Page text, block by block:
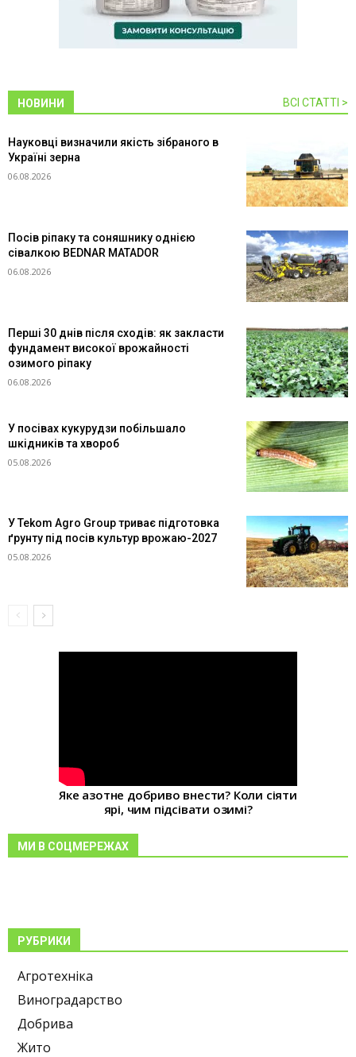
НОВИНИ ВСІ СТАТТІ >
Науковці визначили якість зібраного в
Україні зерна
06.08.2026
Посів ріпаку та соняшнику однією
сівалкою BEDNAR MATADOR
06.08.2026
Перші 30 днів після сходів: як закласти
фундамент високої врожайності
озимого ріпаку
06.08.2026
У посівах кукурудзи побільшало
шкідників та хвороб
05.08.2026
У Tekom Agro Group триває підготовка
ґрунту під посів культур врожаю-2027
05.08.2026
Яке азотне добриво внести? Коли сіяти
ярі, чим підсівати озимі?
МИ В СОЦМЕРЕЖАХ
РУБРИКИ
Агротехніка
Виноградарство
Добрива
Жито